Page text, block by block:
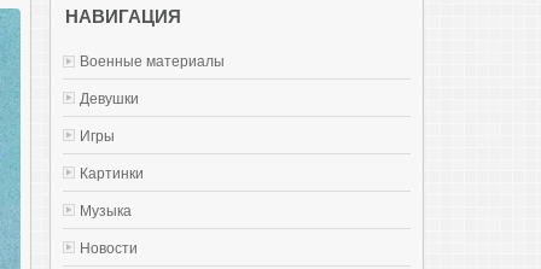
НАВИГАЦИЯ
Военные материалы
Девушки
Игры
Картинки
Музыка
Новости